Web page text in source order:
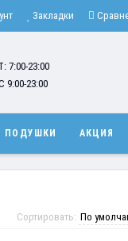
Закладки
7:00-23:00
9:00-23:00
ПОДУШКИ АКЦИЯ
Сортировать: